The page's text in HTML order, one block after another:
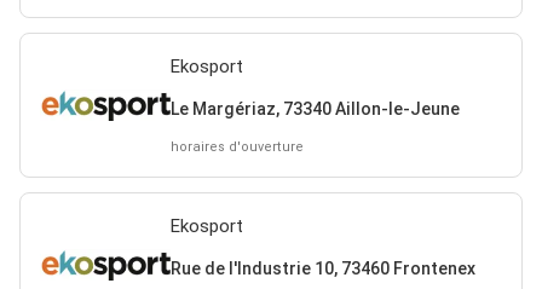
Ekosport
Le Margériaz, 73340 Aillon-le-Jeune
horaires d'ouverture
Ekosport
Rue de l'Industrie 10, 73460 Frontenex